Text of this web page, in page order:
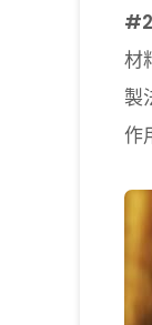
材
製
作